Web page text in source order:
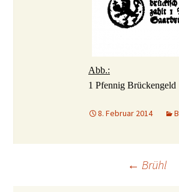
Abb.:
1 Pfennig Brückengeld
8. Februar 2014 B
Beitrags-
← Brühl